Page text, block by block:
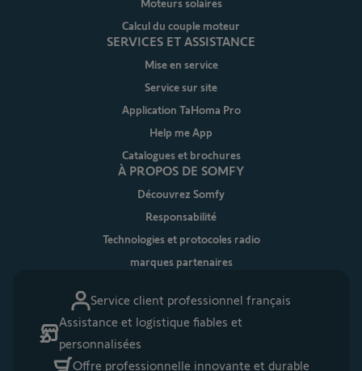
Service client professionnel français
Assistance et logistique fiables et
personnalisées
Offre professionnelle innovante et durable
Moteurs solaires
Calcul du couple moteur
SERVICES ET ASSISTANCE
Mise en service
Service sur site
Application TaHoma Pro
Help me App
Catalogues et brochures
À PROPOS DE SOMFY
Découvrez Somfy
Responsabilité
Technologies et protocoles radio
marques partenaires